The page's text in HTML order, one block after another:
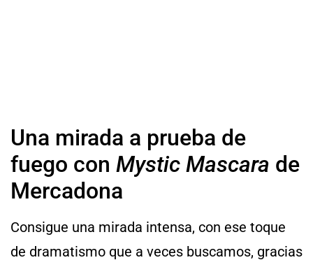
Una mirada a prueba de
fuego con Mystic Mascara de
Mercadona
Consigue una mirada intensa, con ese toque
de dramatismo que a veces buscamos, gracias